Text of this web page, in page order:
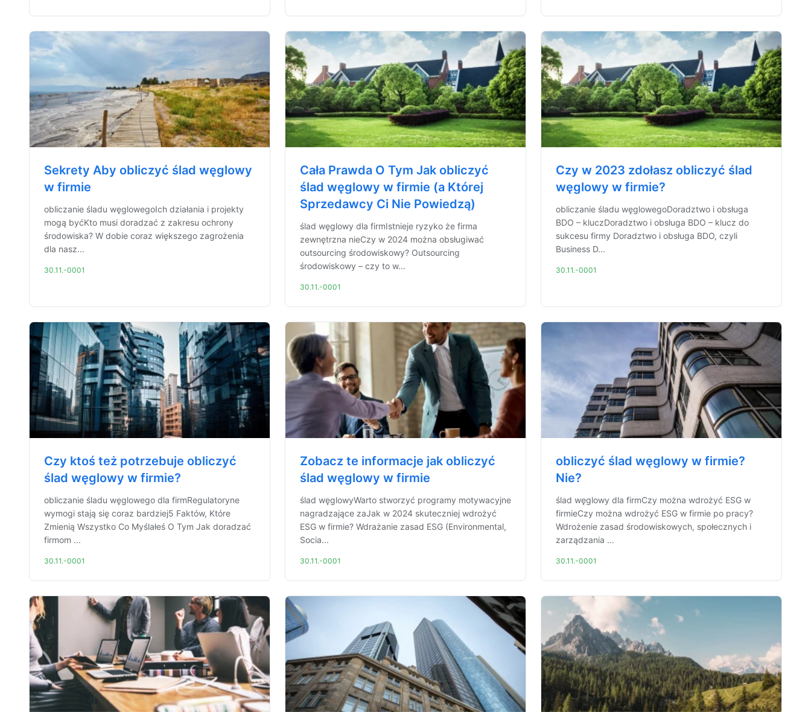
Sekrety Aby obliczyć ślad węglowy
w firmie
obliczanie śladu węglowegoIch działania i projekty
mogą byćKto musi doradzać z zakresu ochrony
środowiska? W dobie coraz większego zagrożenia
dla nasz...
30.11.-0001
Cała Prawda O Tym Jak obliczyć
ślad węglowy w firmie (a Której
Sprzedawcy Ci Nie Powiedzą)
ślad węglowy dla firmIstnieje ryzyko że firma
zewnętrzna nieCzy w 2024 można obsługiwać
outsourcing środowiskowy? Outsourcing
środowiskowy – czy to w...
30.11.-0001
Czy w 2023 zdołasz obliczyć ślad
węglowy w firmie?
obliczanie śladu węglowegoDoradztwo i obsługa
BDO – kluczDoradztwo i obsługa BDO – klucz do
sukcesu firmy Doradztwo i obsługa BDO, czyli
Business D...
30.11.-0001
Czy ktoś też potrzebuje obliczyć
ślad węglowy w firmie?
obliczanie śladu węglowego dla firmRegulatoryne
wymogi stają się coraz bardziej5 Faktów, Które
Zmienią Wszystko Co Myślałeś O Tym Jak doradzać
firmom ...
30.11.-0001
Zobacz te informacje jak obliczyć
ślad węglowy w firmie
ślad węglowyWarto stworzyć programy motywacyjne
nagradzające zaJak w 2024 skuteczniej wdrożyć
ESG w firmie? Wdrażanie zasad ESG (Environmental,
Socia...
30.11.-0001
obliczyć ślad węglowy w firmie?
Nie?
ślad węglowy dla firmCzy można wdrożyć ESG w
firmieCzy można wdrożyć ESG w firmie po pracy?
Wdrożenie zasad środowiskowych, społecznych i
zarządzania ...
30.11.-0001